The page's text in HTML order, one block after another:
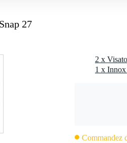
27
2 x
1 x Innox
Commandez